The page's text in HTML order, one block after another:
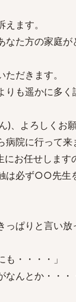
ます。
た方の家庭が
だきます。
も遥かに多く
よろしくお願
院に行って来
お任せします
は必ず○○先生
ぱりと言い放
も・・・・」
なんとか・・・